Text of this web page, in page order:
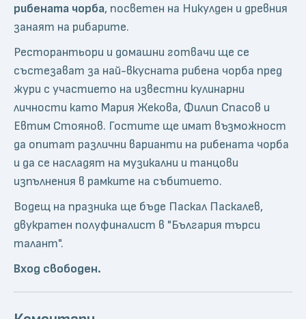
рибената чорба, посветен на Никулден и древния
занаят на рибарите.
Ресторантьори и домашни готвачи ще се
състезават за най-вкусната рибена чорба пред
жури с участието на известни кулинарни
личности като Мария Жекова, Филип Спасов и
Евтим Стоянов. Гостите ще имат възможност
да опитат различни варианти на рибената чорба
и да се насладят на музикални и танцови
изпълнения в рамките на събитието.
Водещ на празника ще бъде Паскал Паскалев,
двукратен полуфиналист в "България търси
талант".
Вход свободен.